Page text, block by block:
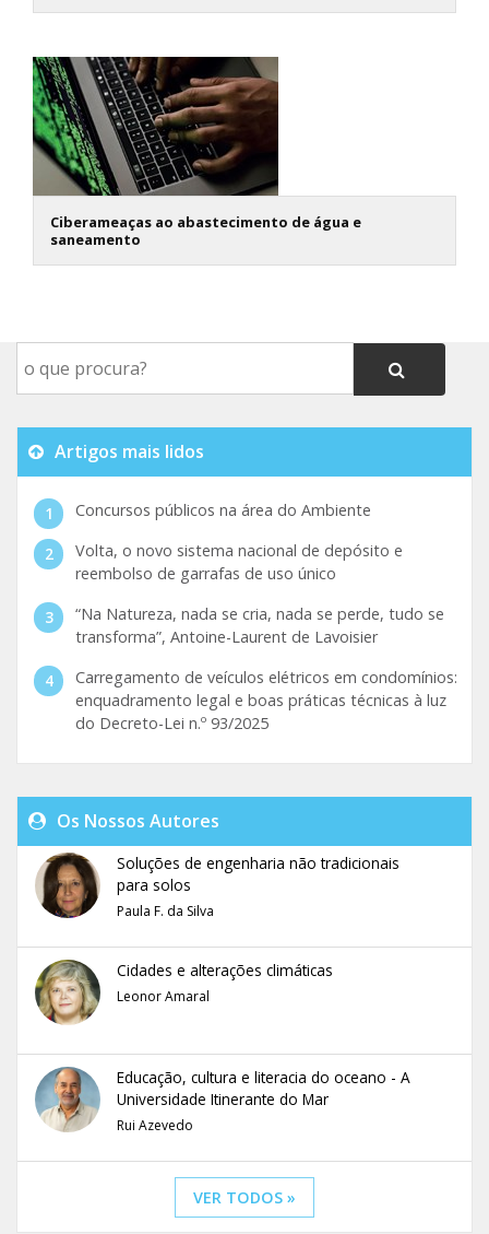
Ciberameaças ao abastecimento de água e
saneamento
Artigos mais lidos
Concursos públicos na área do Ambiente
Volta, o novo sistema nacional de depósito e
reembolso de garrafas de uso único
“Na Natureza, nada se cria, nada se perde, tudo se
transforma”, Antoine-Laurent de Lavoisier
Carregamento de veículos elétricos em condomínios:
enquadramento legal e boas práticas técnicas à luz
do Decreto-Lei n.º 93/2025
Os Nossos Autores
Soluções de engenharia não tradicionais
para solos
Paula F. da Silva
Cidades e alterações climáticas
Leonor Amaral
Educação, cultura e literacia do oceano - A
Universidade Itinerante do Mar
Rui Azevedo
VER TODOS »